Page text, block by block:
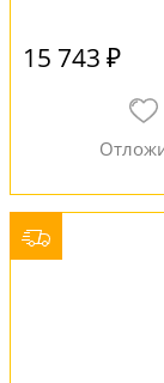
15 743 ₽